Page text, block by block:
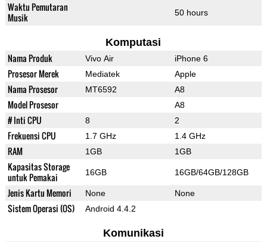
Waktu Pemutaran
Musik
50 hours
Komputasi
Nama Produk Vivo Air iPhone 6
Prosesor Merek Mediatek Apple
Nama Prosesor MT6592 A8
Model Prosesor A8
# Inti CPU 8 2
Frekuensi CPU 1.7 GHz 1.4 GHz
RAM 1GB 1GB
Kapasitas Storage
untuk Pemakai
16GB 16GB/64GB/128GB
Jenis Kartu Memori None None
Sistem Operasi (OS) Android 4.4.2
Komunikasi